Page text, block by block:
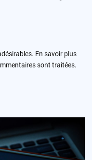
En savoir plus
sont traitées.